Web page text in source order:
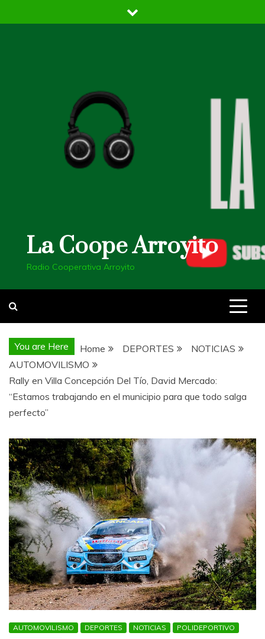
to
La Coope Arroyito
Radio Cooperativa Arroyito
You are Here Home DEPORTES
NOTICIAS
AUTOMOVILISMO
Rally en Villa Concepción Del Tío, David Mercado:
“Estamos trabajando en el municipio para que todo salga
perfecto”
AUTOMOVILISMO DEPORTES NOTICIAS
POLIDEPORTIVO